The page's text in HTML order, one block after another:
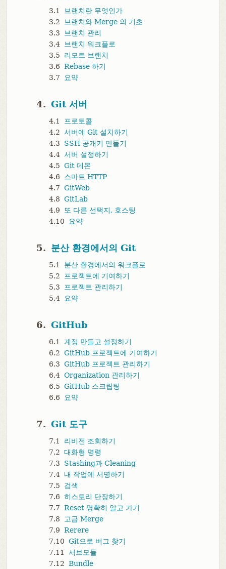
3.1
브랜치란 무엇인가
3.2
브랜치와 Merge 의 기초
3.3
브랜치 관리
3.4
브랜치 워크플로
3.5
리모트 브랜치
3.6 Rebase 하기
3.7
요약
4. Git 서버
4.1
프로토콜
4.2 서버에 Git 설치하기
4.3
SSH 공개키 만들기
4.4 서버 설정하기
4.5 Git 데몬
4.6
스마트 HTTP
4.7 GitWeb
4.8 GitLab
4.9
또 다른 선택지, 호스팅
4.10
요약
5. 분산 환경에서의 Git
5.1
분산 환경에서의 워크플로
5.2
프로젝트에 기여하기
5.3
프로젝트 관리하기
5.4
요약
6. GitHub
6.1
계정 만들고 설정하기
6.2 GitHub 프로젝트에 기여하기
6.3 GitHub 프로젝트 관리하기
6.4 Organization 관리하기
6.5 GitHub 스크립팅
6.6
요약
7. Git 도구
7.1
리비전 조회하기
7.2 대화형 명령
7.3
Stashing과 Cleaning
7.4 내 작업에 서명하기
7.5
검색
7.6 히스토리 단장하기
7.7 Reset 명확히 알고 가기
7.8
고급 Merge
7.9 Rerere
7.10 Git으로 버그 찾기
7.11
서브모듈
7.12 Bundle